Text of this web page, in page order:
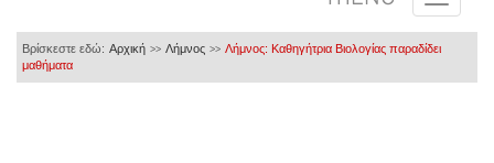
Βρίσκεστε εδώ: Αρχική >> Λήμνος >> Λήμνος: Καθηγήτρια Βιολογίας παραδίδει
μαθήματα